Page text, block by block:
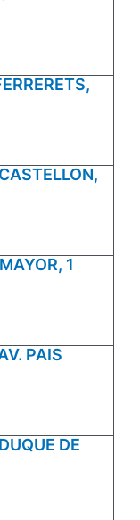
1
PAIS
DE